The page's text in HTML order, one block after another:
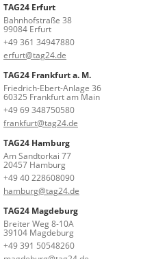
TAG24 Erfurt
Bahnhofstraße 38
99084 Erfurt
+49 361 34947880
erfurt@tag24.de
TAG24 Frankfurt a. M.
Friedrich-Ebert-Anlage 36
60325 Frankfurt am Main
+49 69 348750580
frankfurt@tag24.de
TAG24 Hamburg
Am Sandtorkai 77
20457 Hamburg
+49 40 228608090
hamburg@tag24.de
TAG24 Magdeburg
Breiter Weg 8-10A
39104 Magdeburg
+49 391 50548260